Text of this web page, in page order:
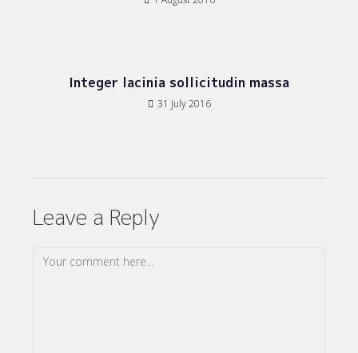
Integer lacinia sollicitudin massa
31 July 2016
Leave a Reply
Comment